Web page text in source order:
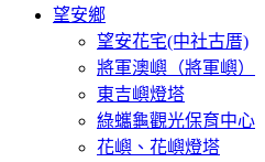
望安鄉
望安花宅(中社古厝)
將軍澳嶼（將軍嶼）
東吉嶼燈塔
綠蠵龜觀光保育中心
花嶼、花嶼燈塔